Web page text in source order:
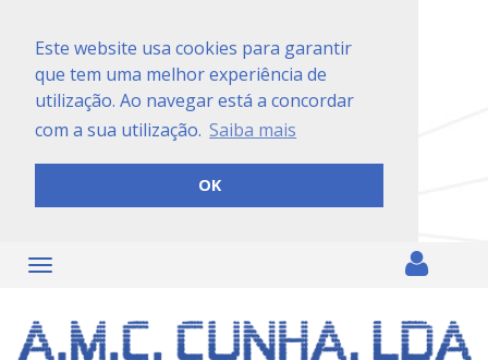
Este website usa cookies para garantir
que tem uma melhor experiência de
utilização. Ao navegar está a concordar
com a sua utilização. Saiba mais
OK